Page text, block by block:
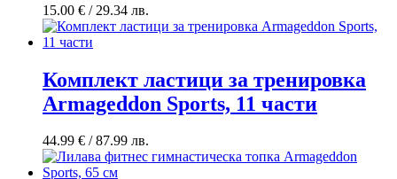
15.00 € / 29.34 лв.
Комплект ластици за тренировка
Armageddon Sports, 11 части
44.99 € / 87.99 лв.